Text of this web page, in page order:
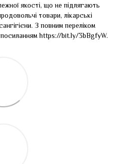
якості, що не підлягають
товари, лікарські
З повним переліком
посиланнямhttps://bit.ly/3bBgfyW.